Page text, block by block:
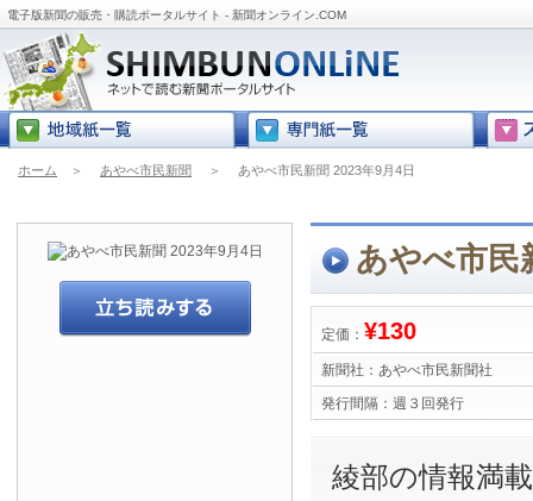
電子版新聞の販売・購読ポータルサイト - 新聞オンライン.COM
ホーム ＞ あやべ市民新聞 ＞ あやべ市民新聞 2023年9月4日
あやべ市民
定価： ¥130
新聞社： あやべ市民新聞社
発行間隔： 週３回発行
綾部の情報